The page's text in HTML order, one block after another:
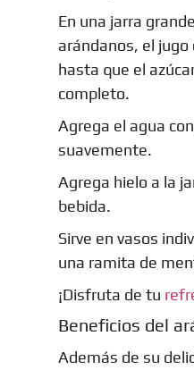
En una jarra
arándanos, el jugo
hasta que el
completo.
Agrega el agua
suavemente.
Agrega hielo a la
bebida.
Sirve en vasos
una ramita de
¡Disfruta de tu
Beneficios del
Además de su